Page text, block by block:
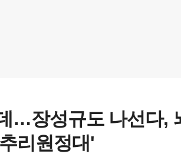
…장성규도 나선다,
리원정대'